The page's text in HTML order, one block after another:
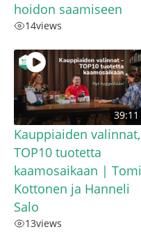
hoidon saamiseen
14views
39:11
Kauppiaiden valinnat,
TOP10 tuotetta
kaamosaikaan | Tomi
Kottonen ja Hanneli
Salo
13views